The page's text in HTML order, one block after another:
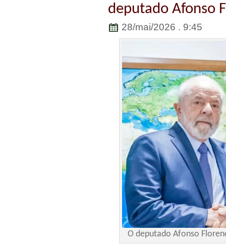
deputado Afonso
28/mai/2026 . 9:45
O deputado Afonso